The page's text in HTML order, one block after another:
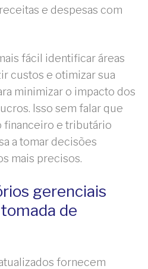
e despesas com
fácil identificar áreas
custos e otimizar sua
minimizar o impacto dos
Isso sem falar que
financeiro e tributário
a tomar decisões
mais precisos.
gerenciais
de
fornecem